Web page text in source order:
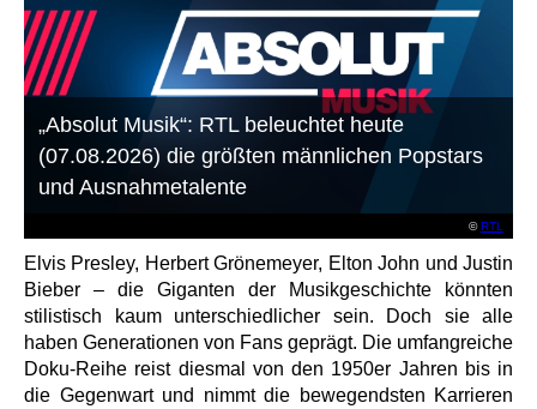
©RTL
„Absolut Musik“: RTL beleuchtet heute
(07.08.2026) die größten männlichen Popstars
und Ausnahmetalente
Elvis Presley, Herbert Grönemeyer, Elton John und Justin
Bieber – die Giganten der Musikgeschichte könnten
stilistisch kaum unterschiedlicher sein. Doch sie alle
haben Generationen von Fans geprägt. Die umfangreiche
Doku-Reihe reist diesmal von den 1950er Jahren bis in
die Gegenwart und nimmt die bewegendsten Karrieren